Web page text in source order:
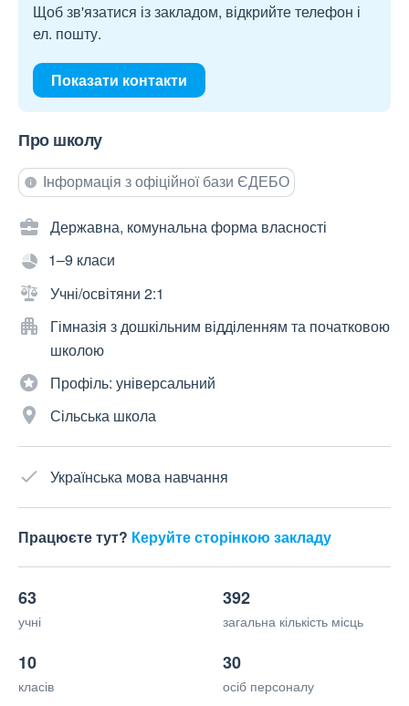
Щоб зв'язатися із закладом, відкрийте телефон і
ел. пошту.
Показати контакти
Про школу
Інформація з офіційної бази ЄДЕБО
Державна, комунальна форма власності
1–9 класи
Учні/освітяни 2:1
Гімназія з дошкільним відділенням та початковою
школою
Профіль: універсальний
Сільська школа
Українська мова навчання
Працюєте тут? Керуйте сторінкою закладу
63
учні
392
загальна кількість місць
10
класів
30
осіб персоналу